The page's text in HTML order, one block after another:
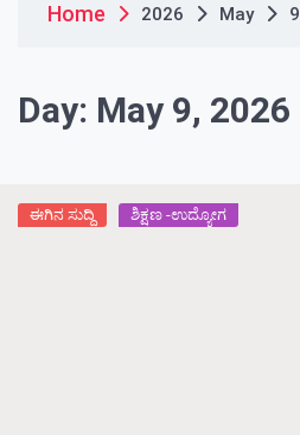
Home 2026 May 9
Day: May 9, 2026
ಈಗಿನ ಸುದ್ದಿ ಶಿಕ್ಷಣ -ಉದ್ಯೋಗ